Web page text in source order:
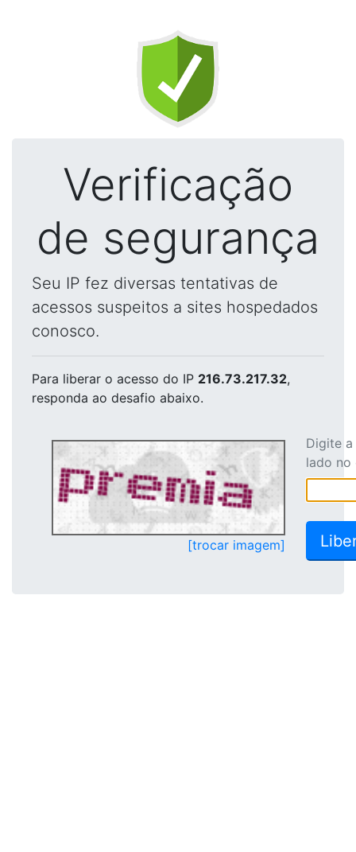
Verificação
de segurança
Seu IP fez diversas tentativas de
acessos suspeitos a sites hospedados
conosco.
Para liberar o acesso do IP 216.73.217.32,
responda ao desafio abaixo.
[trocar imagem]
Digite
lado no